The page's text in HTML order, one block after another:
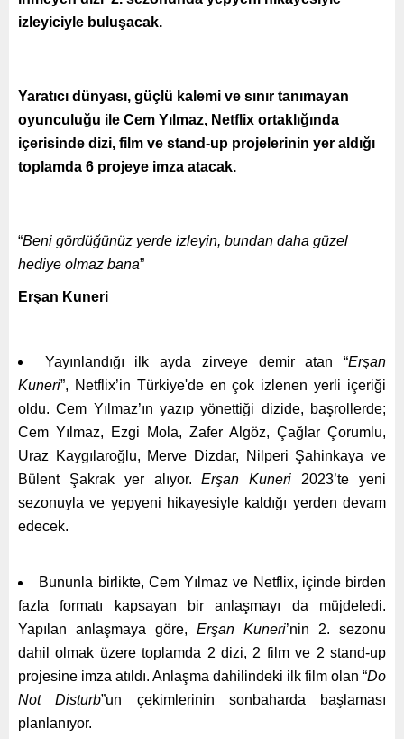
izleyiciyle buluşacak.
Yaratıcı dünyası, güçlü kalemi ve sınır tanımayan
oyunculuğu ile Cem Yılmaz, Netflix ortaklığında
içerisinde dizi, film ve stand-up projelerinin yer aldığı
toplamda 6 projeye imza atacak.
“Beni gördüğünüz yerde izleyin, bundan daha güzel
hediye olmaz bana”
Erşan Kuneri
Yayınlandığı ilk ayda zirveye demir atan “Erşan
Kuneri”, Netflix’in Türkiye'de en çok izlenen yerli içeriği
oldu. Cem Yılmaz’ın yazıp yönettiği dizide, başrollerde;
Cem Yılmaz, Ezgi Mola, Zafer Algöz, Çağlar Çorumlu,
Uraz Kaygılaroğlu, Merve Dizdar, Nilperi Şahinkaya ve
Bülent Şakrak yer alıyor.Erşan Kuneri 2023’te yeni
sezonuyla ve yepyeni hikayesiyle kaldığı yerden devam
edecek.
Bununla birlikte, Cem Yılmaz ve Netflix, içinde birden
fazla formatı kapsayan bir anlaşmayı da müjdeledi.
Yapılan anlaşmaya göre, Erşan Kuneri’nin 2. sezonu
dahil olmak üzere toplamda 2 dizi, 2 film ve 2 stand-up
projesine imza atıldı. Anlaşma dahilindeki ilk film olan “Do
Not Disturb”un çekimlerinin sonbaharda başlaması
planlanıyor.